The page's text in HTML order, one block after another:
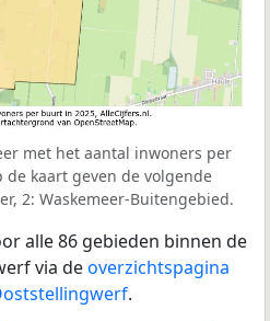
met het aantal inwoners per
kaart geven de volgende
2: Waskemeer-Buitengebied.
alle 86 gebieden binnen de
via deoverzichtspagina
.